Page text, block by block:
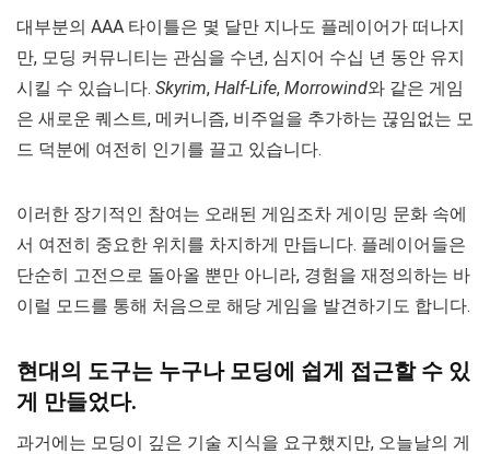
대부분의 AAA 타이틀은 몇 달만 지나도 플레이어가 떠나지
만, 모딩 커뮤니티는 관심을 수년, 심지어 수십 년 동안 유지
시킬 수 있습니다. Skyrim, Half-Life, Morrowind와 같은 게임
은 새로운 퀘스트, 메커니즘, 비주얼을 추가하는 끊임없는 모
드 덕분에 여전히 인기를 끌고 있습니다.
이러한 장기적인 참여는 오래된 게임조차 게이밍 문화 속에
서 여전히 중요한 위치를 차지하게 만듭니다. 플레이어들은
단순히 고전으로 돌아올 뿐만 아니라, 경험을 재정의하는 바
이럴 모드를 통해 처음으로 해당 게임을 발견하기도 합니다.
현대의 도구는 누구나 모딩에 쉽게 접근할 수 있
게 만들었다.
과거에는 모딩이 깊은 기술 지식을 요구했지만, 오늘날의 게